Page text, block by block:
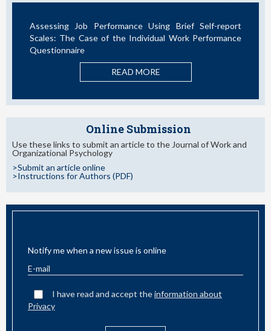
Job Performance Using Brief Self-report
The Case of the Individual Work Performance
READ MORE
La
Nuevos
Online Submission
Use these links to submit an article to the Journal of Work and
Organizational Psychology
>Submit an article online
>Instructions for Authors (PDF)
Notify me when a new issue is online
I have read and accept theinformation about
Privacy